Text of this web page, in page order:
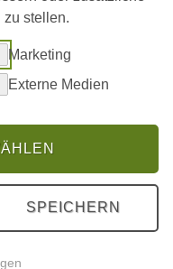
zu stellen.
Marketing
Externe Medien
SPEICHERN